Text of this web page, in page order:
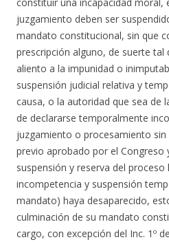
juzgamiento deben ser
mandato constitucional, sin que
prescripción alguno, de suerte tal
aliento a la impunidad o
suspensión judicial relativa y
causa, o la autoridad que sea de
de declararse temporalmente
juzgamiento o procesamiento
previo aprobado por el
suspensión y reserva del proceso
incompetencia y suspensión
mandato) haya desaparecido,
culminación de su mandato
cargo, con excepción del Inc. 1º